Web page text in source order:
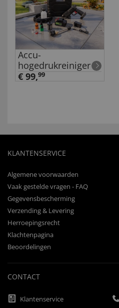
Accu-
hogedrukreiniger
€ 99,99
KLANTENSERVICE
Algemene voorwaarden
Vaak gestelde vragen - FAQ
Gegevensbescherming
Verzending & Levering
Herroepingsrecht
Klachtenpagina
Beoordelingen
CONTACT
Klantenservice